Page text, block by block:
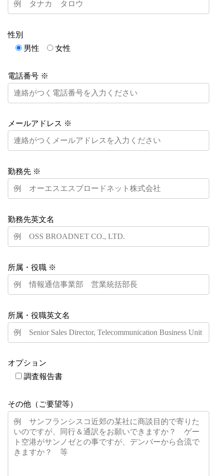
性別
男性
女性
電話番号 ※
メールアドレス ※
勤務先 ※
勤務先英文名
所属・役職 ※
所属・役職英文名
オプション
調査報告書
その他（ご要望等）